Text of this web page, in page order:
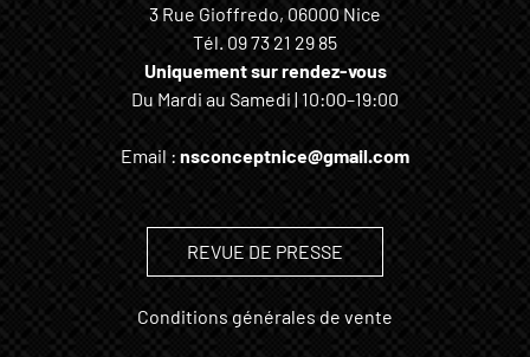
3 Rue Gioffredo, 06000 Nice
Tél. 09 73 21 29 85
Uniquement sur rendez-vous
Du Mardi au Samedi | 10:00–19:00
Email : nsconceptnice@gmail.com
REVUE DE PRESSE
Conditions générales de vente